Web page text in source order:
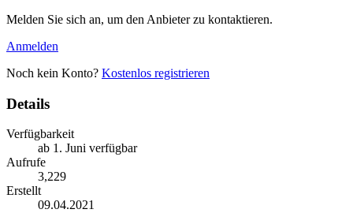
Melden Sie sich an, um den Anbieter zu kontaktieren.
Anmelden
Noch kein Konto? Kostenlos registrieren
Details
Verfügbarkeit
ab 1. Juni verfügbar
Aufrufe
3,229
Erstellt
09.04.2021